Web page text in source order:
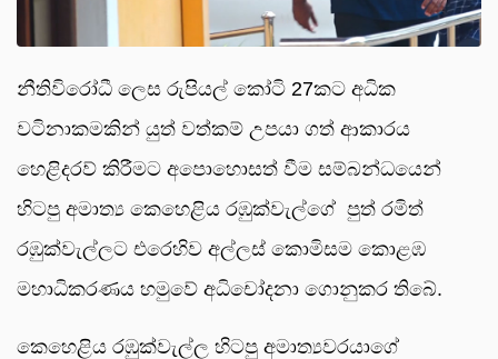
නීතිවිරෝධී ලෙස රුපියල් කෝටි 27කට අධික
වටිනාකමකින් යුත් වත්කම් උපයා ගත් ආකාරය
හෙළිදරව් කිරීමට අපොහොසත් වීම සම්බන්ධයෙන්
හිටපු අමාත්‍ය කෙහෙළිය රඹුක්වැල්ගේ පුත් රමිත්
රඹුක්වැල්ලට එරෙහිව අල්ලස් කොමිසම කොළඹ
මහාධිකරණය හමුවේ අධිචෝදනා ගොනුකර තිබේ.
කෙහෙළිය රඹුක්වැල්ල හිටපු අමාත්‍යවරයාගේ